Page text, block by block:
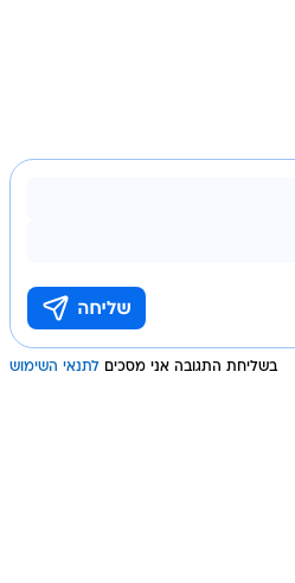
בשליחת התגובה אני מסכים לתנאי השימוש